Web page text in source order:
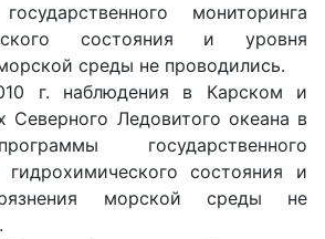
мониторинга
состояния и уровня
среды не проводились.
г. наблюдения в Карском и
Северного Ледовитого океана в
государственного
гидрохимического состояния и
морской среды не